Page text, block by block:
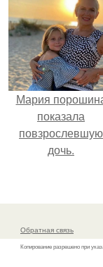
Мария
показала
повзрослевшую
дочь.
Обратная связь
Копирование разрешено при